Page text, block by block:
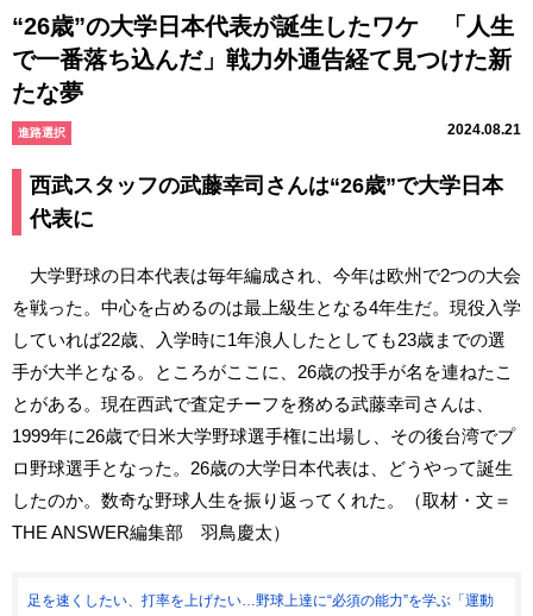
“26歳”の大学日本代表が誕生したワケ 「人生
で一番落ち込んだ」戦力外通告経て見つけた新
たな夢
進路選択 2024.08.21
西武スタッフの武藤幸司さんは“26歳”で大学日本
代表に
大学野球の日本代表は毎年編成され、今年は欧州で2つの大会
を戦った。中心を占めるのは最上級生となる4年生だ。現役入学
していれば22歳、入学時に1年浪人したとしても23歳までの選
手が大半となる。ところがここに、26歳の投手が名を連ねたこ
とがある。現在西武で査定チーフを務める武藤幸司さんは、
1999年に26歳で日米大学野球選手権に出場し、その後台湾でプ
ロ野球選手となった。26歳の大学日本代表は、どうやって誕生
したのか。数奇な野球人生を振り返ってくれた。（取材・文＝
THE ANSWER編集部 羽鳥慶太）
足を速くしたい、打率を上げたい…野球上達に“必須の能力”を学ぶ「運動